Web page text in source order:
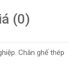
(0)
Chân ghế thép